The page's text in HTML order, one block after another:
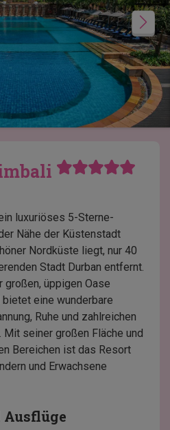
luxuriöses 5-Sterne-
Nähe der Küstenstadt
Nordküste liegt, nur 40
Stadt Durban entfernt.
üppigen Oase
eine wunderbare
Ruhe und zahlreichen
seiner großen Fläche und
Bereichen ist das Resort
und Erwachsene